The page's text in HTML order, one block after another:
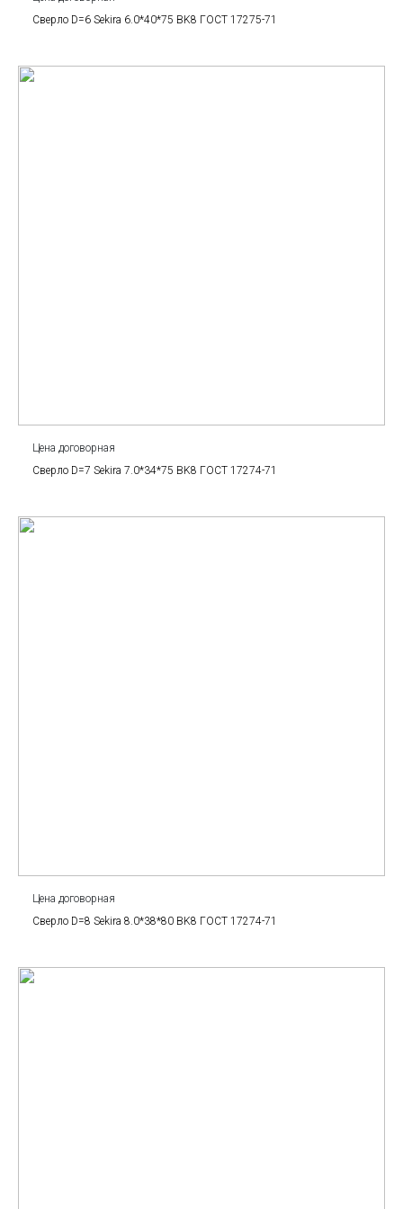
Сверло D=6 Sekira 6.0*40*75 BK8 ГОСТ 17275-71
Цена договорная
Сверло D=7 Sekira 7.0*34*75 BK8 ГОСТ 17274-71
Цена договорная
Сверло D=8 Sekira 8.0*38*80 BK8 ГОСТ 17274-71